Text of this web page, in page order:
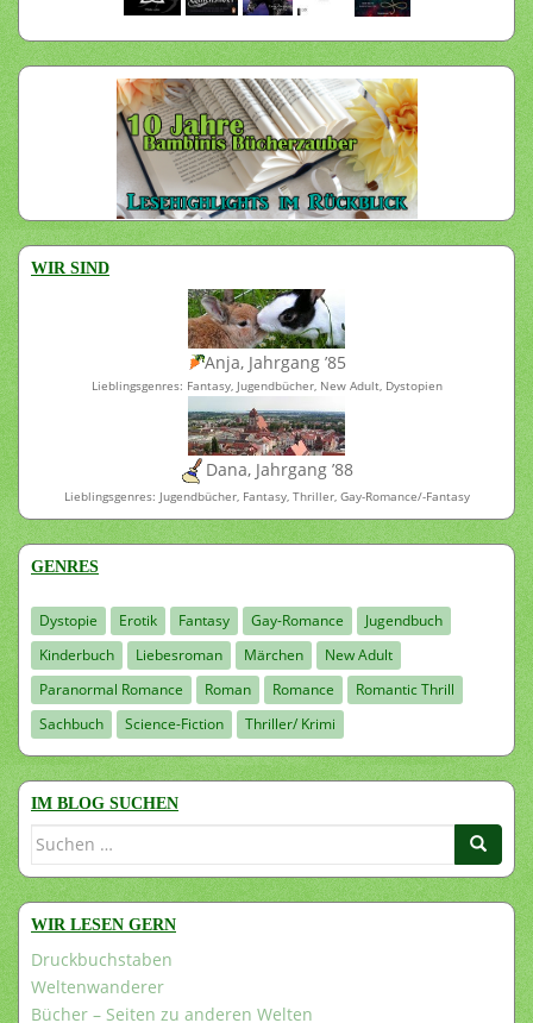
WIR SIND
Anja, Jahrgang ’85
Lieblingsgenres: Fantasy, Jugendbücher, New Adult, Dystopien
Dana, Jahrgang ’88
Lieblingsgenres: Jugendbücher, Fantasy, Thriller, Gay-Romance/-Fantasy
GENRES
Dystopie Erotik Fantasy Gay-Romance
Jugendbuch
Kinderbuch
Liebesroman Märchen
New Adult
Paranormal Romance
Roman Romance
Romantic Thrill
Sachbuch
Science-Fiction Thriller/ Krimi
IM BLOG SUCHEN
Suchen
WIR LESEN GERN
Druckbuchstaben
Weltenwanderer
Bücher – Seiten zu anderen Welten